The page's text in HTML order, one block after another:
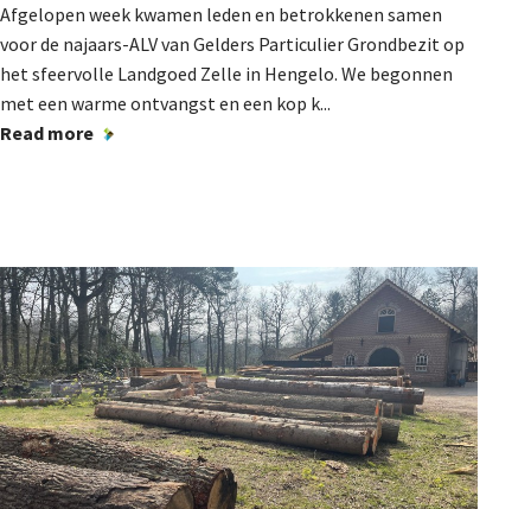
Afgelopen week kwamen leden en betrokkenen samen
voor de najaars-ALV van Gelders Particulier Grondbezit op
het sfeervolle Landgoed Zelle in Hengelo. We begonnen
met een warme ontvangst en een kop k...
Read more